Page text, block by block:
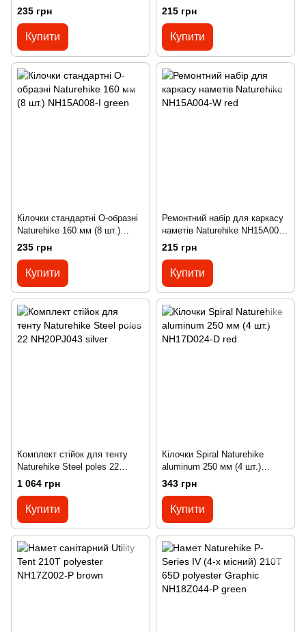
NH15A008-I red
235 грн
Купити
NH15A008-I blue
215 грн
Купити
Кілочки стандартні O-образні
Naturehike 160 мм (8 шт.)
NH15A008-I green
235 грн
Купити
Ремонтний набір для каркасу
наметів Naturehike NH15A004-
W red
215 грн
Купити
Комплект стійок для тенту
Naturehike Steel poles 22
NH20PJ043 silver
1 064 грн
Купити
Кілочки Spiral Naturehike
aluminum 250 мм (4 шт.)
NH17D024-D red
343 грн
Купити